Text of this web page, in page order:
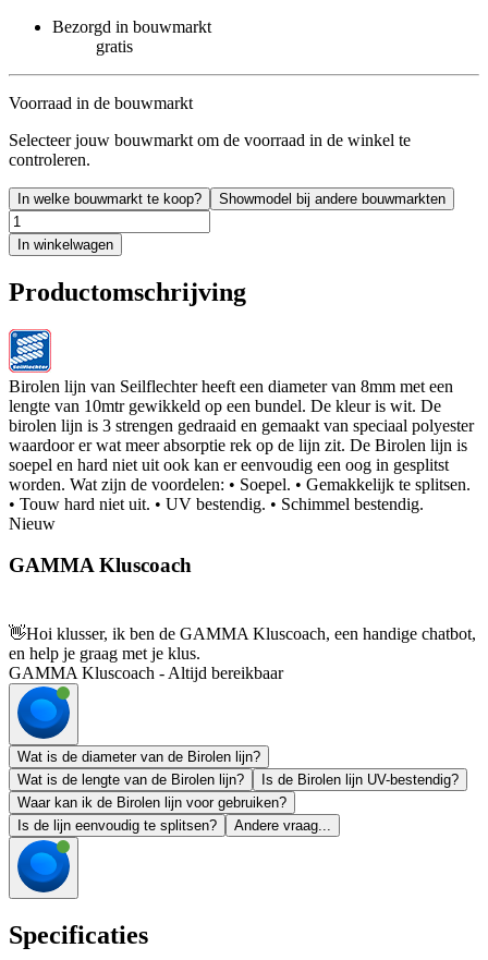
Bezorgd in bouwmarkt
gratis
Voorraad in de bouwmarkt
Selecteer jouw bouwmarkt om de voorraad in de winkel te
controleren.
In welke bouwmarkt te koop? Showmodel bij andere bouwmarkten
In winkelwagen
Productomschrijving
Birolen lijn van Seilflechter heeft een diameter van 8mm met een
lengte van 10mtr gewikkeld op een bundel. De kleur is wit. De
birolen lijn is 3 strengen gedraaid en gemaakt van speciaal polyester
waardoor er wat meer absorptie rek op de lijn zit. De Birolen lijn is
soepel en hard niet uit ook kan er eenvoudig een oog in gesplitst
worden. Wat zijn de voordelen: • Soepel. • Gemakkelijk te splitsen.
• Touw hard niet uit. • UV bestendig. • Schimmel bestendig.
Nieuw
GAMMA Kluscoach
👋Hoi klusser, ik ben de GAMMA Kluscoach, een handige chatbot,
en help je graag met je klus.
GAMMA Kluscoach - Altijd bereikbaar
Wat is de diameter van de Birolen lijn?
Wat is de lengte van de Birolen lijn?
Is de Birolen lijn UV-bestendig?
Waar kan ik de Birolen lijn voor gebruiken?
Is de lijn eenvoudig te splitsen?
Andere vraag...
Specificaties